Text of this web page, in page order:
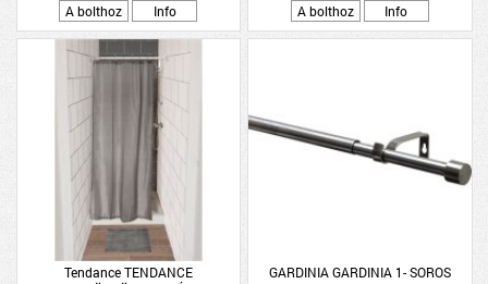
A bolthoz
Info
A bolthoz
Info
Tendance TENDANCE
GARDINIA GARDINIA 1- SOROS